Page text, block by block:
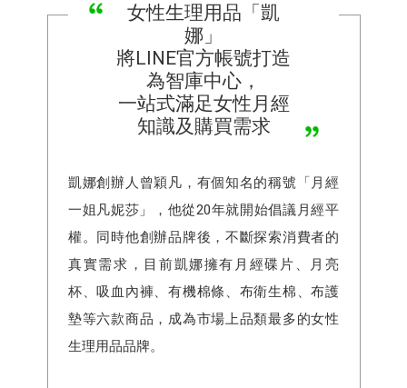
女性生理用品「凱
娜」
將LINE官方帳號打造
為智庫中心，
一站式滿足女性月經
知識及購買需求
凱娜創辦人曾穎凡，有個知名的稱號「月經
一姐凡妮莎」，他從20年就開始倡議月經平
權。同時他創辦品牌後，不斷探索消費者的
真實需求，目前凱娜擁有月經碟片、⽉亮
杯、吸⾎內褲、有機棉條、布衛⽣棉、布護
墊等六款商品，成為市場上品類最多的女性
生理⽤品品牌。